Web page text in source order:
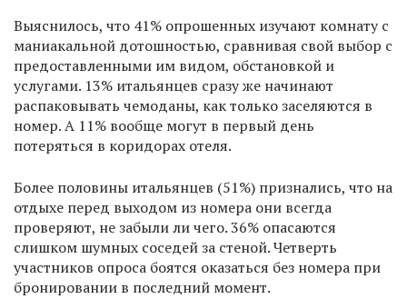
Выяснилось, что 41% опрошенных изучают комнату с
маниакальной дотошностью, сравнивая свой выбор с
предоставленными им видом, обстановкой и
услугами. 13% итальянцев сразу же начинают
распаковывать чемоданы, как только заселяются в
номер. А 11% вообще могут в первый день
потеряться в коридорах отеля.
Более половины итальянцев (51%) признались, что на
отдыхе перед выходом из номера они всегда
проверяют, не забыли ли чего. 36% опасаются
слишком шумных соседей за стеной. Четверть
участников опроса боятся оказаться без номера при
бронировании в последний момент.